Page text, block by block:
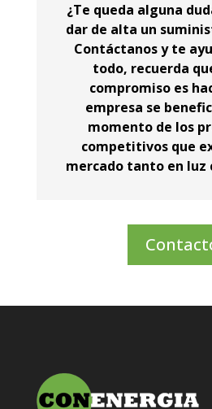
¿Te queda alguna
dar de alta un
Contáctanos y te
todo, recuerda
compromiso es
empresa se
momento de los
competitivos que
mercado tanto en luz